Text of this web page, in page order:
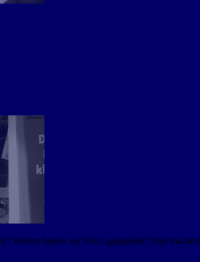
Warum haben wir NAG gegründet? Was